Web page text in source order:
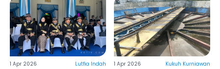
1 Apr 2026 Lutfia Indah 1 Apr 2026 Kukuh Kurniawan